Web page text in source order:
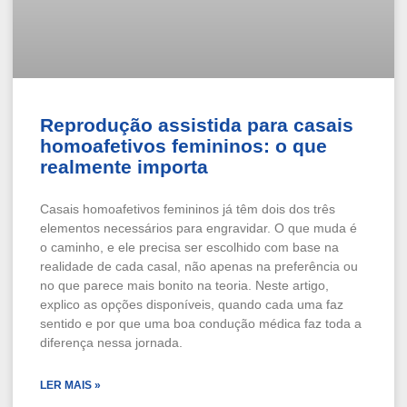
Reprodução assistida para casais
homoafetivos femininos: o que
realmente importa
Casais homoafetivos femininos já têm dois dos três
elementos necessários para engravidar. O que muda é
o caminho, e ele precisa ser escolhido com base na
realidade de cada casal, não apenas na preferência ou
no que parece mais bonito na teoria. Neste artigo,
explico as opções disponíveis, quando cada uma faz
sentido e por que uma boa condução médica faz toda a
diferença nessa jornada.
LER MAIS »